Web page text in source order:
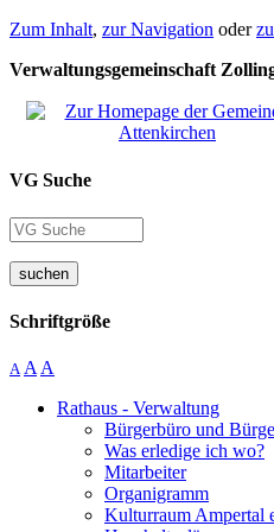
Zum Inhalt, zur Navigation oder
Verwaltungsgemeinschaft
VG Suche
suchen
Schriftgröße
A A A
Rathaus - Verwaltung
Bürgerbüro und
Was erledige ich wo?
Mitarbeiter
Organigramm
Kulturraum Ampertal